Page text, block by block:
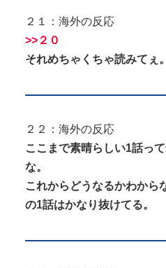
２１：海外の反応
>>２０
それめちゃくちゃ読みてぇ。
２２：海外の反応
ここまで素晴らしい1話っ
な。
これからどうなるかわから
の1話はかなり抜けてる。